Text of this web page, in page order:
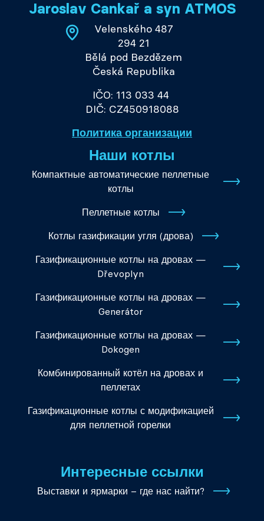
Jaroslav Cankař a syn ATMOS
Velenského 487
294 21
Bělá pod Bezdězem
Česká Republika
IČO: 113 033 44
DIČ: CZ450918088
Политика организации
Наши котлы
Компактные автоматические пеллетные
котлы
Пеллетные котлы
Котлы газификации угля (дрова)
Газификационные котлы на дровах —
Dřevoplyn
Газификационные котлы на дровах —
Generátor
Газификационные котлы на дровах —
Dokogen
Комбинированный котёл на дровах и
пеллетах
Газификационные котлы с модификацией
для пеллетной горелки
Интересные ссылки
Выставки и ярмарки – где нас найти?